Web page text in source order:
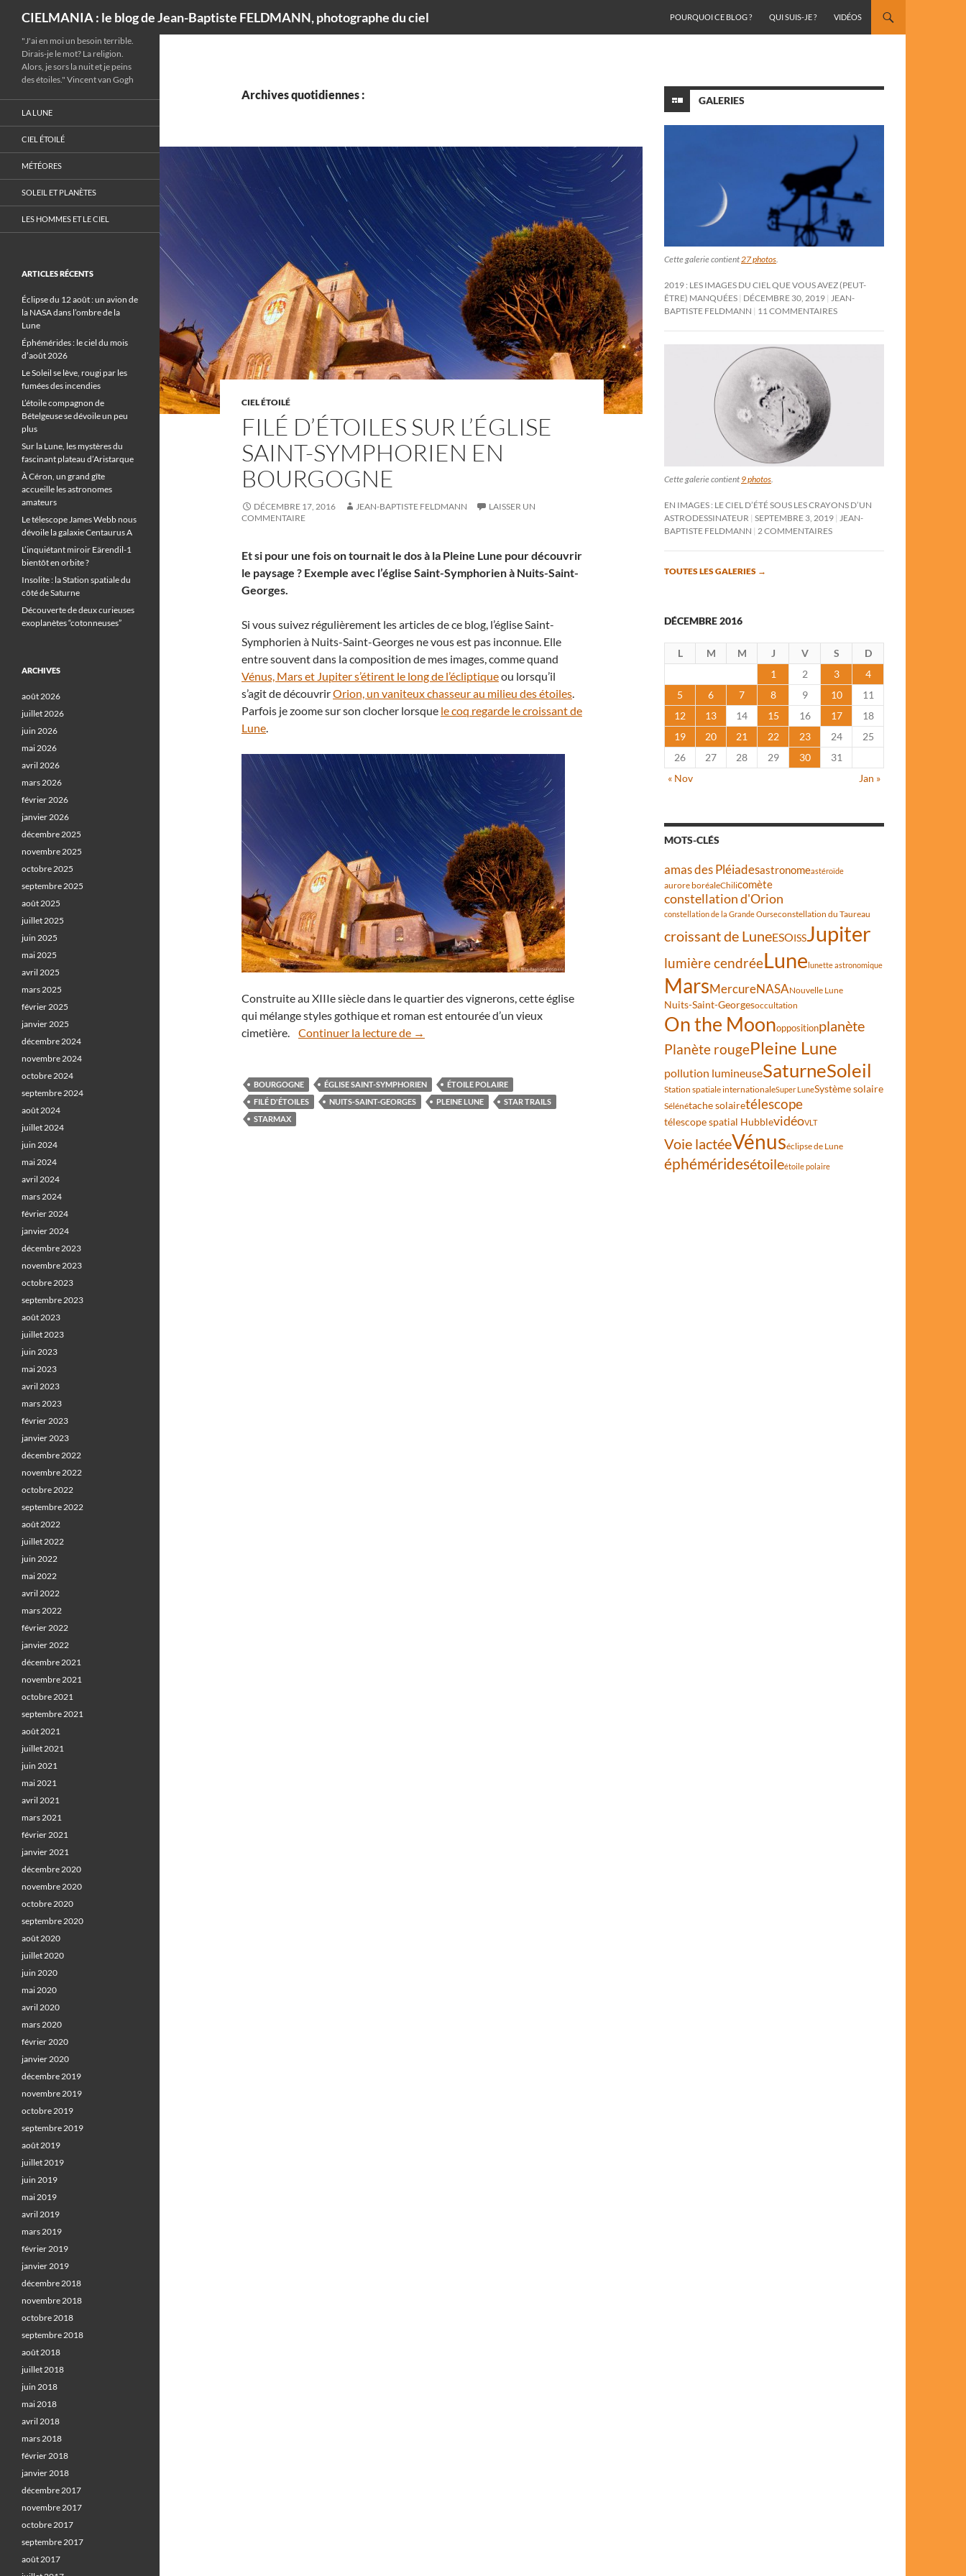
CIELMANIA : le blog de Jean-Baptiste FELDMANN, photographe du ciel
POURQUOI CE BLOG ?
QUI SUIS-JE ? VIDÉOS
Archives quotidiennes :
CIEL ÉTOILÉ
FILÉ D’ÉTOILES SUR L’ÉGLISE
SAINT-SYMPHORIEN EN
BOURGOGNE
DÉCEMBRE 17, 2016 JEAN-BAPTISTE FELDMANN
LAISSER UN
COMMENTAIRE
Et si pour une fois on tournait le dos à la Pleine Lune pour découvrir
le paysage ? Exemple avec l’église Saint-Symphorien à Nuits-Saint-
Georges.
Si vous suivez régulièrement les articles de ce blog, l’église Saint-
Symphorien à Nuits-Saint-Georges ne vous est pas inconnue. Elle
entre souvent dans la composition de mes images, comme quand
Vénus, Mars et Jupiter s’étirent le long de l’écliptiqueou lorsqu’il
s’agit de découvrirOrion, un vaniteux chasseur au milieu des étoiles.
Parfois je zoome sur son clocher lorsque le coq regarde le croissant de
Lune.
Construite au XIIIe siècle dans le quartier des vignerons, cette église
qui mélange styles gothique et roman est entourée d’un vieux
cimetière. Continuer la lecture de Filé d’étoiles sur l’église Saint-Symphorien en Bourgogne
→
BOURGOGNE ÉGLISE SAINT-SYMPHORIEN
ÉTOILE POLAIRE
FILÉ D'ÉTOILES
NUITS-SAINT-GEORGES PLEINE LUNE
STAR TRAILS
STARMAX
GALERIES
Cette galerie contient27 photos.
2019 : LES IMAGES DU CIEL QUE VOUS AVEZ (PEUT-
ÊTRE) MANQUÉES DÉCEMBRE 30, 2019 JEAN-
BAPTISTE FELDMANN
11 COMMENTAIRES
Cette galerie contient 9 photos
EN IMAGES : LE CIEL D’ÉTÉ SOUS LES CRAYONS D’UN
ASTRODESSINATEUR SEPTEMBRE 3, 2019
JEAN-
BAPTISTE FELDMANN
2 COMMENTAIRES
TOUTES LES GALERIES →
DÉCEMBRE 2016
L M M J V S
D
1
2 3
4
5
6 7 8 9 10
11
12
13 14 15 16 17
18
19
20 21 22 23 24
25
26
27 28 29 30
31
« Nov
Jan »
MOTS-CLÉS
amas des Pléiadesastronomeastéroïde
aurore boréaleChilicomète
constellation d'Orion
constellation de la Grande Ourseconstellation du Taureau
croissant de LuneESOISSJupiter
lumière cendréeLunelunette astronomique
MarsMercureNASANouvelle Lune
Nuits-Saint-Georgesoccultation
On the Moonoppositionplanète
Planète rougePleine Lune
pollution lumineuseSaturneSoleil
Station spatiale internationaleSuper LuneSystème solaire
Sélénétache solairetélescope
télescope spatial HubblevidéoVLT
Voie lactéeVénuséclipse de Lune
éphéméridesétoileétoile polaire
"J'ai en moi un besoin terrible.
Dirais-je le mot? La religion.
Alors, je sors la nuit et je peins
des étoiles." Vincent van Gogh
LA LUNE
CIEL ÉTOILÉ
MÉTÉORES
SOLEIL ET PLANÈTES
LES HOMMES ET LE CIEL
ARTICLES RÉCENTS
Éclipse du 12 août : un avion de
la NASA dans l’ombre de la
Lune
Éphémérides : le ciel du mois
d’août 2026
Le Soleil se lève, rougi par les
fumées des incendies
L’étoile compagnon de
Bételgeuse se dévoile un peu
plus
Sur la Lune, les mystères du
fascinant plateau d’Aristarque
À Céron, un grand gîte
accueille les astronomes
amateurs
Le télescope James Webb nous
dévoile la galaxie Centaurus A
L’inquiétant miroir Eärendil-1
bientôt en orbite ?
Insolite : la Station spatiale du
côté de Saturne
Découverte de deux curieuses
exoplanètes “cotonneuses”
ARCHIVES
août 2026
juillet 2026
juin 2026
mai 2026
avril 2026
mars 2026
février 2026
janvier 2026
décembre 2025
novembre 2025
octobre 2025
septembre 2025
août 2025
juillet 2025
juin 2025
mai 2025
avril 2025
mars 2025
février 2025
janvier 2025
décembre 2024
novembre 2024
octobre 2024
septembre 2024
août 2024
juillet 2024
juin 2024
mai 2024
avril 2024
mars 2024
février 2024
janvier 2024
décembre 2023
novembre 2023
octobre 2023
septembre 2023
août 2023
juillet 2023
juin 2023
mai 2023
avril 2023
mars 2023
février 2023
janvier 2023
décembre 2022
novembre 2022
octobre 2022
septembre 2022
août 2022
juillet 2022
juin 2022
mai 2022
avril 2022
mars 2022
février 2022
janvier 2022
décembre 2021
novembre 2021
octobre 2021
septembre 2021
août 2021
juillet 2021
juin 2021
mai 2021
avril 2021
mars 2021
février 2021
janvier 2021
décembre 2020
novembre 2020
octobre 2020
septembre 2020
août 2020
juillet 2020
juin 2020
mai 2020
avril 2020
mars 2020
février 2020
janvier 2020
décembre 2019
novembre 2019
octobre 2019
septembre 2019
août 2019
juillet 2019
juin 2019
mai 2019
avril 2019
mars 2019
février 2019
janvier 2019
décembre 2018
novembre 2018
octobre 2018
septembre 2018
août 2018
juillet 2018
juin 2018
mai 2018
avril 2018
mars 2018
février 2018
janvier 2018
décembre 2017
novembre 2017
octobre 2017
septembre 2017
août 2017